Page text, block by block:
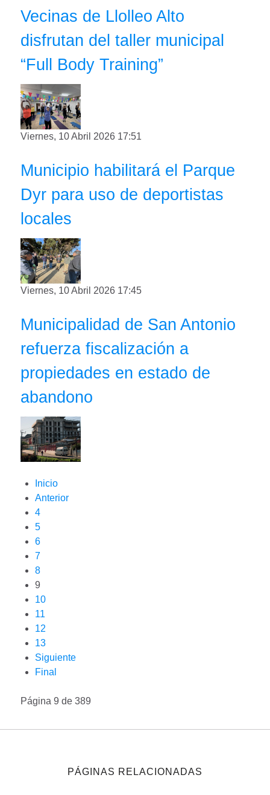
Vecinas de Llolleo Alto
disfrutan del taller municipal
“Full Body Training”
Viernes, 10 Abril 2026 17:51
Municipio habilitará el Parque
Dyr para uso de deportistas
locales
Viernes, 10 Abril 2026 17:45
Municipalidad de San Antonio
refuerza fiscalización a
propiedades en estado de
abandono
Inicio
Anterior
4
5
6
7
8
9
10
11
12
13
Siguiente
Final
Página 9 de 389
PÁGINAS RELACIONADAS